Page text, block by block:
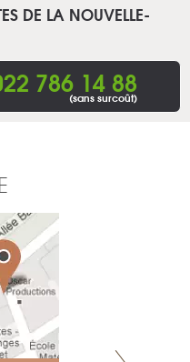
DE LA NOUVELLE-
786 14 88
(sans surcoût)